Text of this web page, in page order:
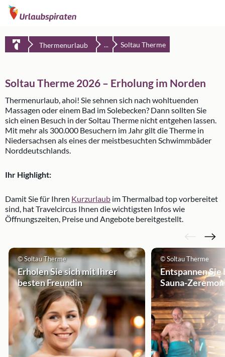
Thermenurlaub ... Soltau Therme
Soltau Therme 2026 – Erholung im Norden
Thermenurlaub, ahoi! Sie sehnen sich nach wohltuenden
Massagen oder einem Bad im Solebecken? Dann sollten Sie
sich einen Besuch in der Soltau Therme nicht entgehen lassen.
Mit mehr als 300.000 Besuchern im Jahr gilt die Therme in
Niedersachsen als eines der meistbesuchten Schwimmbäder
Norddeutschlands.
Ihr Highlight:
Damit Sie für Ihren Kurzurlaub im Thermalbad top vorbereitet
sind, hat Travelcircus Ihnen die wichtigsten Infos wie
Öffnungszeiten, Preise und Angebote bereitgestellt.
© Soltau Therme
Erholen Sie sich mit Ihrer
besten Freundin
© Soltau Therme
Entspannen Sie
Sauna-